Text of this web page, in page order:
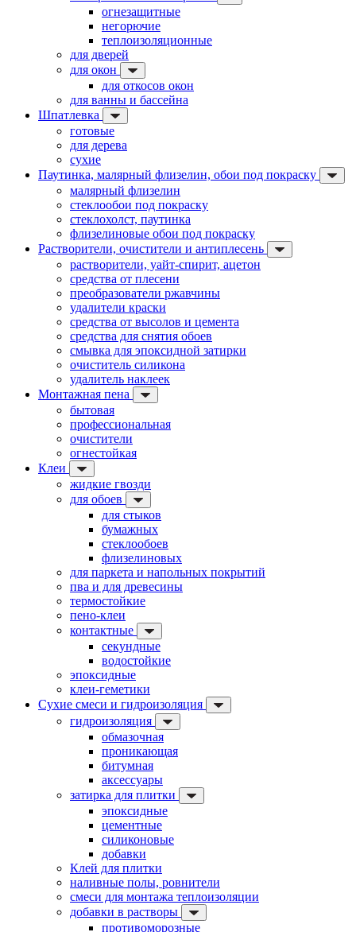
огнезащитные
негорючие
теплоизоляционные
для дверей
для окон
для откосов окон
для ванны и бассейна
Шпатлевка
готовые
для дерева
сухие
Паутинка, малярный флизелин, обои под покраску
малярный флизелин
стеклообои под покраску
стеклохолст, паутинка
флизелиновые обои под покраску
Растворители, очистители и антиплесень
растворители, уайт-спирит, ацетон
средства от плесени
преобразователи ржавчины
удалители краски
средства от высолов и цемента
средства для снятия обоев
смывка для эпоксидной затирки
очиститель силикона
удалитель наклеек
Монтажная пена
бытовая
профессиональная
очистители
огнестойкая
Клеи
жидкие гвозди
для обоев
для стыков
бумажных
стеклообоев
флизелиновых
для паркета и напольных покрытий
пва и для древесины
термостойкие
пено-клеи
контактные
секундные
водостойкие
эпоксидные
клеи-геметики
Сухие смеси и гидроизоляция
гидроизоляция
обмазочная
проникающая
битумная
аксессуары
затирка для плитки
эпоксидные
цементные
силиконовые
добавки
Клей для плитки
наливные полы, ровнители
смеси для монтажа теплоизоляции
добавки в растворы
противоморозные